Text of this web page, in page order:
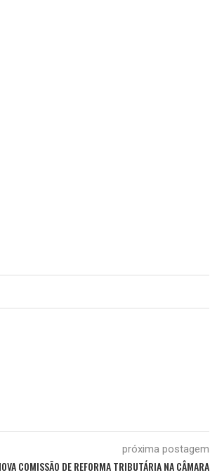
próxima postagem
COMISSÃO DE REFORMA TRIBUTÁRIA NA CÂMARA